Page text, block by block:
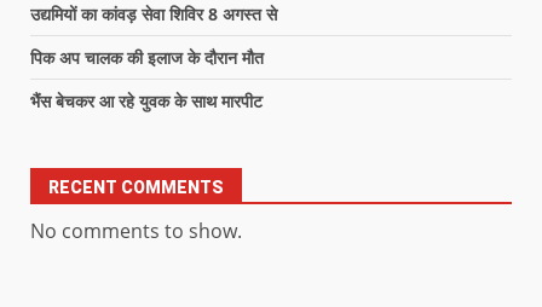
उद्यमियों का कांवड़ सेवा शिविर 8 अगस्त से
पिक अप चालक की इलाज के दौरान मौत
भैंस बेचकर आ रहे युवक के साथ मारपीट
RECENT COMMENTS
No comments to show.